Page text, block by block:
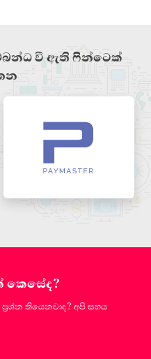
වී ඇති ෆින්ටෙක්
කෙසේද?
තියෙනවාද? අපි සහය